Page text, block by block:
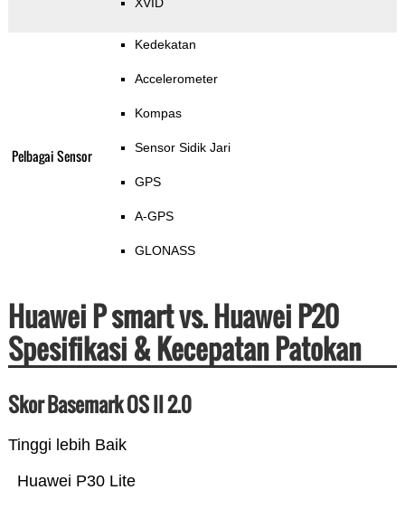
Pelbagai Sensor
Kedekatan
Accelerometer
Kompas
Sensor Sidik Jari
GPS
A-GPS
GLONASS
Huawei P smart vs. Huawei P20
Spesifikasi & Kecepatan Patokan
Skor Basemark OS II 2.0
Tinggi lebih Baik
Huawei P30 Lite